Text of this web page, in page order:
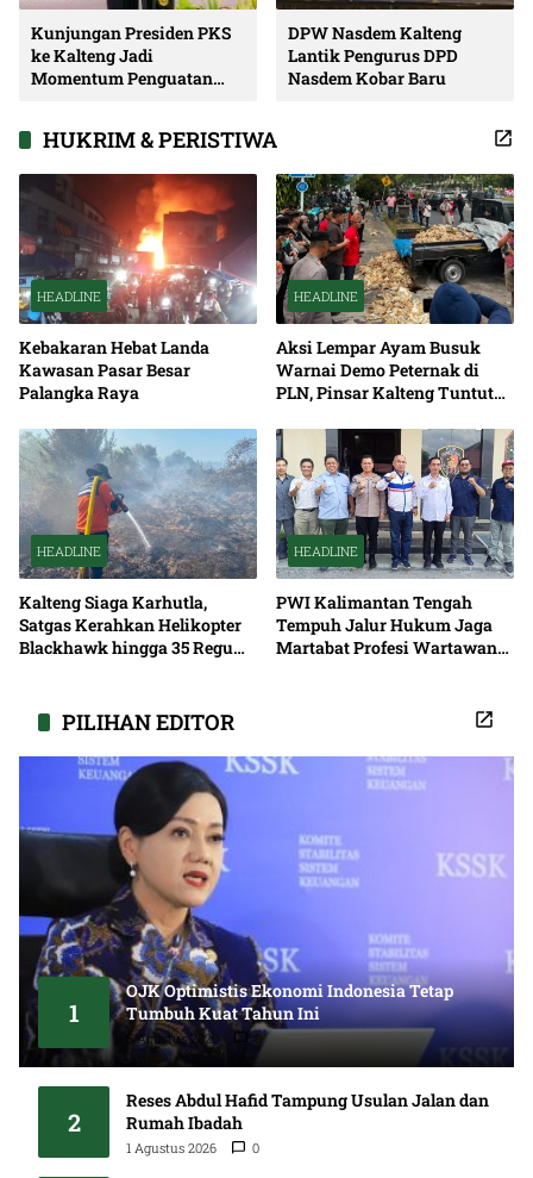
Kunjungan Presiden PKS
ke Kalteng Jadi
Momentum Penguatan
DPW Nasdem Kalteng
Lantik Pengurus DPD
Nasdem Kobar Baru
HUKRIM & PERISTIWA
HEADLINE
Kebakaran Hebat Landa
Kawasan Pasar Besar
Palangka Raya
HEADLINE
Aksi Lempar Ayam Busuk
Warnai Demo Peternak di
PLN, Pinsar Kalteng Tuntut
HEADLINE
Kalteng Siaga Karhutla,
Satgas Kerahkan Helikopter
Blackhawk hingga 35 Regu
HEADLINE
PWI Kalimantan Tengah
Tempuh Jalur Hukum Jaga
Martabat Profesi Wartawan
PILIHAN EDITOR
1
OJK Optimistis Ekonomi Indonesia Tetap
Tumbuh Kuat Tahun Ini
5 Agustus 2026 0
2
Reses Abdul Hafid Tampung Usulan Jalan dan
Rumah Ibadah
1 Agustus 2026 0